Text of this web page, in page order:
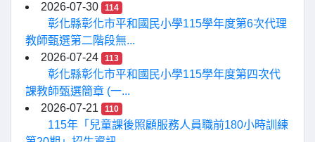
2026-07-30
114
彰化縣彰化市平和國民小學115學年度第6次代理
教師甄選第二階段無...
2026-07-24
113
彰化縣彰化市平和國民小學115學年度第四次代
課教師甄選簡章 (一...
2026-07-21
110
115年「兒童課後照顧服務人員職前180小時訓練